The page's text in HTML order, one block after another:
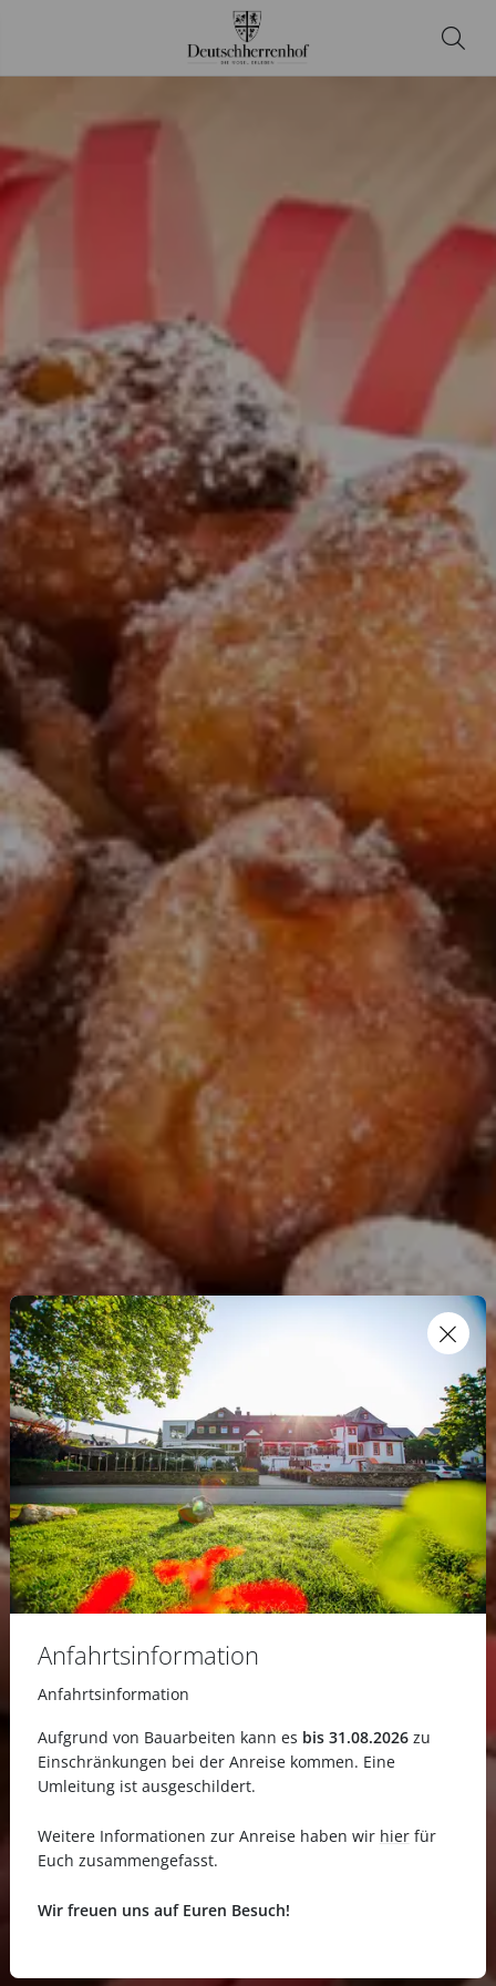
Anfahrtsinformation
Anfahrtsinformation
Aufgrund von Bauarbeiten kann es bis 31.08.2026zu
Einschränkungen bei der Anreise kommen. Eine
Umleitung ist ausgeschildert.
Weitere Informationen zur Anreise haben wir hierfür
Euch zusammengefasst.
Wir freuen uns auf Euren Besuch!